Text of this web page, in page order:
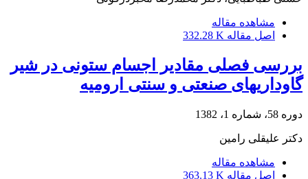
مشاهده مقاله
اصل مقاله 332.28 K
بررسی فصلی مقادیر اجسام ستونی در شیر
گاوداریهای صنعتی و سنتی ارومیه
دوره 58، شماره 1، 1382
دکتر علیقلی رامین
مشاهده مقاله
اصل مقاله 363.13 K